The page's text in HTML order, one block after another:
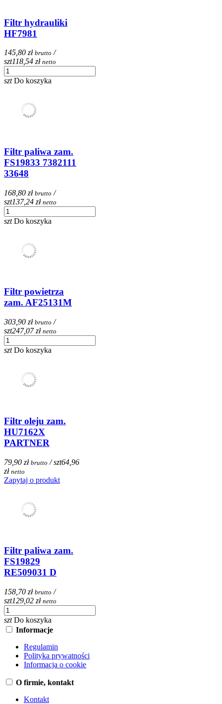
Filtr hydrauliki
HF7981
145,80 zł brutto /
szt118,54 zł netto
szt Do koszyka
Filtr paliwa zam.
FS19833 7382111
33648
168,80 zł brutto /
szt137,24 zł netto
szt Do koszyka
Filtr powietrza
zam. AF25131M
303,90 zł brutto /
szt247,07 zł netto
szt Do koszyka
Filtr oleju zam.
HU7162X
PARTNER
79,90 zł brutto / szt64,96
zł netto
Zapytaj o produkt
Filtr paliwa zam.
FS19829
RE509031 D
158,70 zł brutto /
szt129,02 zł netto
szt Do koszyka
Informacje
Regulamin
Polityka prywatności
Informacja o cookie
O firmie, kontakt
Kontakt